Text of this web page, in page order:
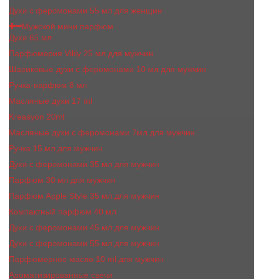
Духи с феромонами 55 мл для женщин
Мужской мини парфюм
Духи 65 мл
Парфюмерия Vilily 25 мл для мужчин
Шариковые духи с феромонами 10 мл для мужчин
Ручка-парфюм 8 мл
Масляные духи 17 ml
Kreasyon 20ml
Масляные духи c феромонами 7мл для мужчин
Ручка 15 мл для мужчин
Духи с феромонами 35 мл для мужчин
Парфюм 30 мл для мужчин
Парфюм Apple Style 35 мл для мужчин
Компактный парфюм 40 мл
Духи с феромонами 45 мл для мужчин
Духи с феромонами 55 мл для мужчин
Парфюмерное масло 10 ml для мужчин
Ароматизированные свечи